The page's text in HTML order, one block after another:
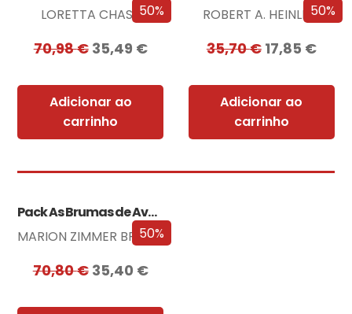
50%
LORETTA CHASE
70,98€ 35,49 €
Adicionar ao
carrinho
50%
ROBERT A. HEINLEIN
35,70€ 17,85 €
Adicionar ao
carrinho
50%
Pack As Brumas de Avalon
MARION ZIMMER BRADLEY
70,80€ 35,40 €